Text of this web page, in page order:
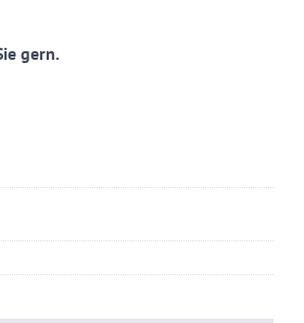
gern.